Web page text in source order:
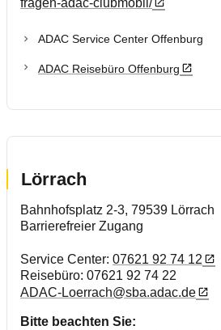
fragen-adac-clubmobil/
ADAC Service Center Offenburg
ADAC Reisebüro Offenburg
Lörrach
Bahnhofsplatz 2-3, 79539 Lörrach
Barrierefreier Zugang
Service Center: 07621 92 74 12
Reisebüro: 07621 92 74 22
ADAC-Loerrach@sba.adac.de
Bitte beachten Sie: